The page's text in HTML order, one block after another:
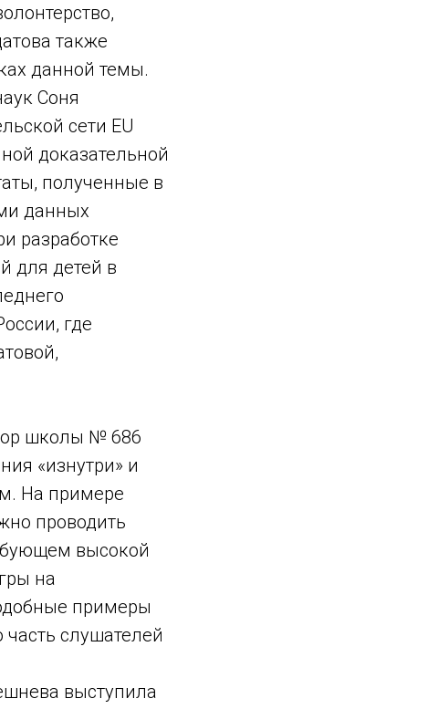
также
данной темы.
Соня
сети EU
доказательной
полученные в
данных
разработке
для детей в
где
школы № 686
«изнутри» и
На примере
проводить
высокой
на
примеры
слушателей
выступила